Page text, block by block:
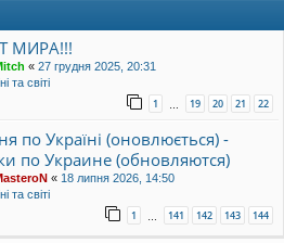
МИРА!!!
« 27 грудня 2025, 20:31
та світі
1 … 19 20 21 22
по Україні (оновлюється) -
по Украине (обновляются)
« 18 липня 2026, 14:50
та світі
1 … 141 142 143 144